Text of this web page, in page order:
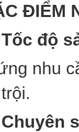
ĐIỂM
độ
nhu